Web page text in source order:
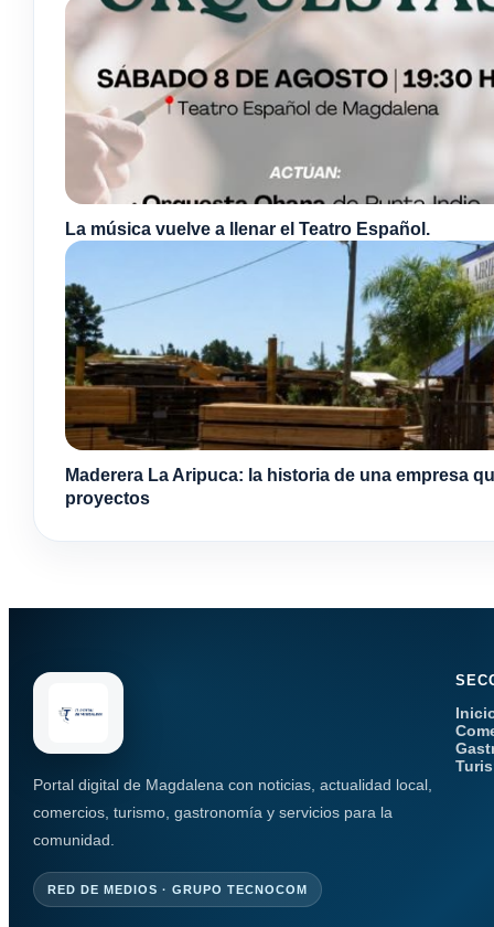
La música vuelve a llenar el Teatro Español.
Maderera La Aripuca: la historia de una empresa
proyectos
Portal digital de Magdalena con noticias, actualidad local,
comercios, turismo, gastronomía y servicios para la
comunidad.
RED DE MEDIOS · GRUPO TECNOCOM